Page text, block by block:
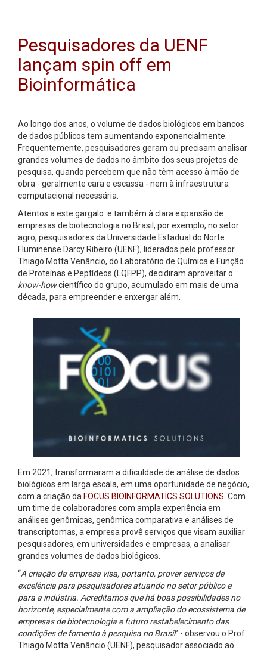
Pesquisadores da UENF
lançam spin off em
Bioinformática
Ao longo dos anos, o volume de dados biológicos em bancos
de dados públicos tem aumentando exponencialmente.
Frequentemente, pesquisadores geram ou precisam analisar
grandes volumes de dados no âmbito dos seus projetos de
pesquisa, quando percebem que não têm acesso à mão de
obra - geralmente cara e escassa - nem à infraestrutura
computacional necessária.
Atentos a este gargalo e também à clara expansão de
empresas de biotecnologia no Brasil, por exemplo, no setor
agro, pesquisadores da Universidade Estadual do Norte
Fluminense Darcy Ribeiro (UENF), liderados pelo professor
Thiago Motta Venâncio, do Laboratório de Química e Função
de Proteínas e Peptídeos (LQFPP), decidiram aproveitar o
know-howcientífico do grupo, acumulado em mais de uma
década, para empreender e enxergar além.
Em 2021, transformaram a dificuldade de análise de dados
biológicos em larga escala, em uma oportunidade de negócio,
com a criação da FOCUS BIOINFORMATICS SOLUTIONS . Com
um time de colaboradores com ampla experiência em
análises genômicas, genômica comparativa e análises de
transcriptomas, a empresa provê serviços que visam auxiliar
pesquisadores, em universidades e empresas, a analisar
grandes volumes de dados biológicos.
“A criação da empresa visa, portanto, prover serviços de
excelência para pesquisadores atuando no setor público e
para a indústria. Acreditamos que há boas possibilidades no
horizonte, especialmente com a ampliação do ecossistema de
empresas de biotecnologia e futuro restabelecimento das
condições de fomento à pesquisa no Brasil” - observou o Prof.
Thiago Motta Venâncio (UENF), pesquisador associado ao